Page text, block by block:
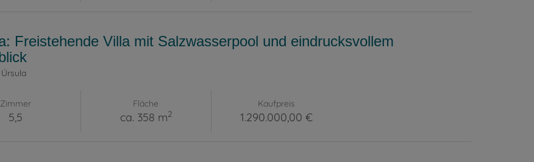
Freistehende Villa mit Salzwasserpool und eindrucksvollem
Zimmer
5,5
Fläche
ca. 358 m2
Kaufpreis
1.290.000,00 €